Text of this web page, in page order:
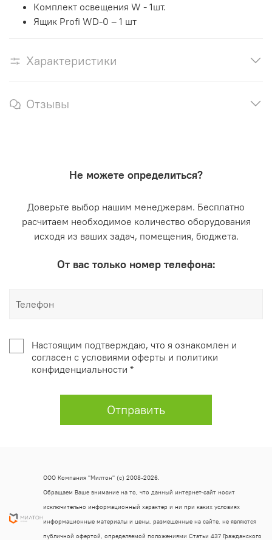
Комплект освещения W - 1шт.
Ящик Profi WD-0 – 1 шт
Характеристики
Отзывы
Не можете определиться?
Доверьте выбор нашим менеджерам. Бесплатно
расчитаем необходимое количество оборудования
исходя из ваших задач, помещения, бюджета.
От вас только номер телефона:
Настоящим подтверждаю, что я ознакомлен и
согласен с условиями оферты и политики
конфиденциальности *
Отправить
ООО Компания "Милтон" (с) 2008-2026.
Обращаем Ваше внимание на то, что данный интернет-сайт носит
исключительно информационный характер и ни при каких условиях
информационные материалы и цены, размещенные на сайте, не являются
публичной офертой, определяемой положениями Статьи 437 Гражданского